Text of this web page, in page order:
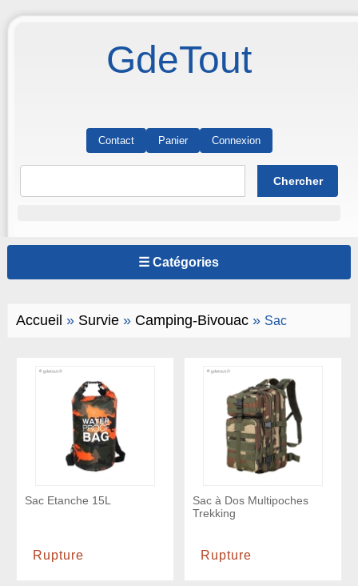
GdeTout
Contact Panier Connexion
☰ Catégories
Accueil » Survie» Camping-Bivouac» Sac
Sac Etanche 15L
Rupture
Sac à Dos Multipoches
Trekking
Rupture